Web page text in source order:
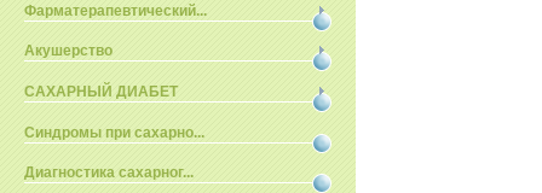
Фарматерапевтический...
Акушерство
САХАРНЫЙ ДИАБЕТ
Синдромы при сахарно...
Диагностика сахарног...